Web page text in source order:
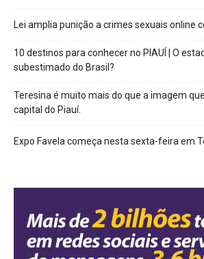
Lei amplia punição a crimes sexuais online
10 destinos para conhecer no PIAUÍ | O
subestimado do Brasil?
Teresina é muito mais do que a imagem
capital do Piauí.
Expo Favela começa nesta sexta-feira em